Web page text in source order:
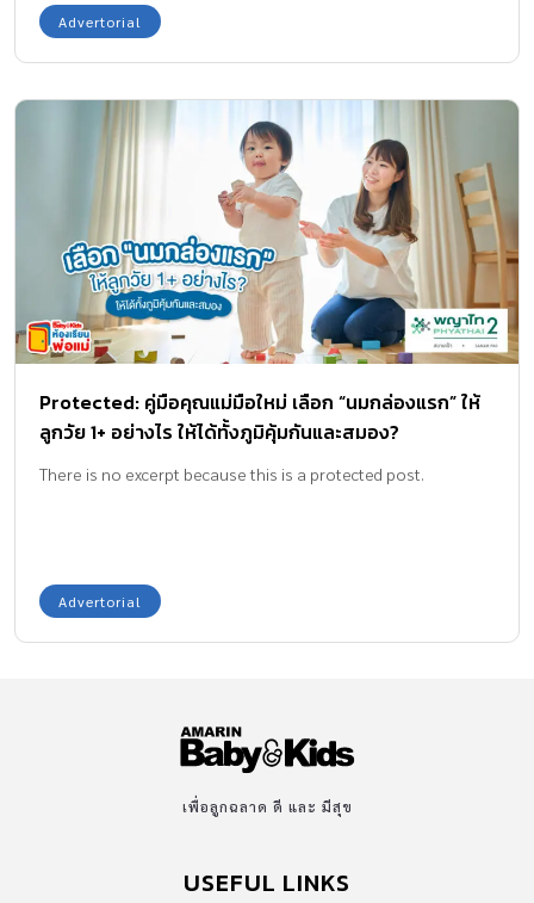
ได้อย่างมีประสิทธิภาพ Amarin Baby And Kids จะพาคุณพ่อคุณแม่ไป
ทำความรู้จักกับสารอาหารสำคัญและองค์ประกอบทางโภชนาการอย่าง
ไมอีลิน (Sphingomyelin) และ บีแล็กทีส (B. lactis) ที่มีส่วนช่วยใน
การพัฒนาสมองและเสริมสร้างภูมิคุ้มกันของเด็กผ่าคลอดเจนใหม่กัน
ค่ะ แม่ผ่าคลอดต้องรู้! เริ่มต้นตั้งแต่แรกดีมีชัยไปกว่าครึ่ง เพื่อ
พัฒนาการลูกน้อย การคลอดลูกเป็นช่วงเวลาสำคัญในชีวิตของคุณแม่
ทุกคน โดยเฉพาะคุณแม่ที่ผ่าคลอด อาจมีความกังวลเกี่ยวกับ
พัฒนาการของลูกน้อย เนื่องจากวิธีการคลอดที่แตกต่างจากการคลอด
ธรรมชาติ มาดูกันสักนิดค่ะว่าความแตกต่างของการคลอดธรรมชาติ
และการผ่าคลอดนั้นส่งผลอย่างไรกับลูกน้อย เด็กคลอดธรรมชาติ ลูก
น้อยจะได้รับจุลินทรีย์สุขภาพจากช่องคลอดแม่ เป็นตัวช่วยเสริมภูมิคุ้ม
กันแรกๆของชีวิต การเชื่อมโยงการทำงานของเซลล์ประสาทในสมอง
พัฒนาได้ปกติตั้งแต่ช่วงแรกเกิด เด็กผ่าคลอด ลูกน้อยไม่ได้รับ
จุลินทรีย์สุขภาพจากช่องคลอดแม่ อาจส่งผลต่อภูมิคุ้มกัน และการ
คลอดไม่ได้เป็นอุปสรรคต่อพัฒนาการของลูกน้อย หากคุณแม่ใส่ใจ
สมองไว เสริมภูมิคุ้มกันแข็งแรง ด้วยสารอาหารจากนมแม่ คุณแม่ผ่า
คลอดหลายท่านอาจกังวลว่าลูกน้อยจะพลาดโอกาสในการได้รับ
จุลินทรีย์สุขภาพจากช่องคลอด เหมือนเด็กที่คลอดธรรมชาติ แต่ไม่ต้อง
แอลฟา-แล็คตัลบูมิน และสฟิงโกไมอีลิน สฟิงโกไมอีลิน
(Sphingomyelin) เป็นไขมันกลุ่มฟอสโฟลิปิดที่พบมากในนมแม่และ
โยงและสื่อสารกันได้อย่างรวดเร็ว […]
Advertorial
Protected: คู่มือคุณแม่มือใหม่ เลือก “นมกล่องแรก” ให้
ลูกวัย 1+ อย่างไร ให้ได้ทั้งภูมิคุ้มกันและสมอง?
There is no excerpt because this is a protected post.
Advertorial
เพื่อลูกฉลาด ดี และ มีสุข
USEFUL LINKS